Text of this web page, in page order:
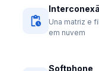
Una matriz e
em nuvem
Softphone